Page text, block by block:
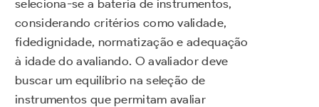
seleciona-se a bateria de instrumentos,
considerando critérios como validade,
fidedignidade, normatização e adequação
à idade do avaliando. O avaliador deve
buscar um equilíbrio na seleção de
instrumentos que permitam avaliar